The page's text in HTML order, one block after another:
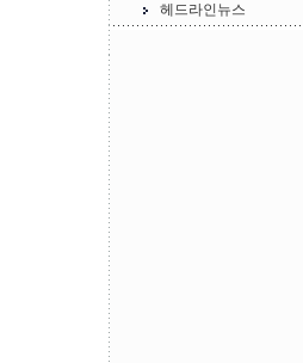
헤드라인뉴스